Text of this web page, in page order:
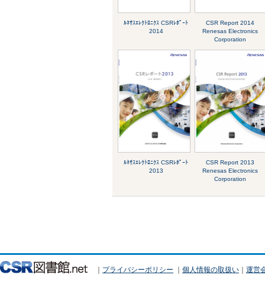
ﾙﾈｻｽｴﾚｸﾄﾛﾆｸｽ CSRﾚﾎﾟｰﾄ
2014
CSR Report 2014
Renesas Electronics
Corporation
ﾙﾈｻｽｴﾚｸﾄﾛﾆｸｽ CSRﾚﾎﾟｰﾄ
2013
CSR Report 2013
Renesas Electronics
Corporation
｜ プライバシーポリシー ｜ 個人情報の取扱い ｜ 運営